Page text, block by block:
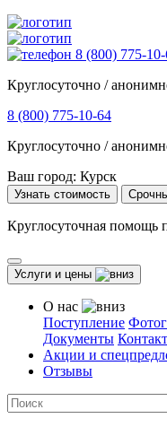
8 (800) 775-
Круглосуточно /
8 (800) 775-10-64
Круглосуточно /
Ваш город: Курск
Узнать стоимость
Круглосуточная помощь
Услуги и цены
О нас
Поступление
Документы
Акции и
Отзывы